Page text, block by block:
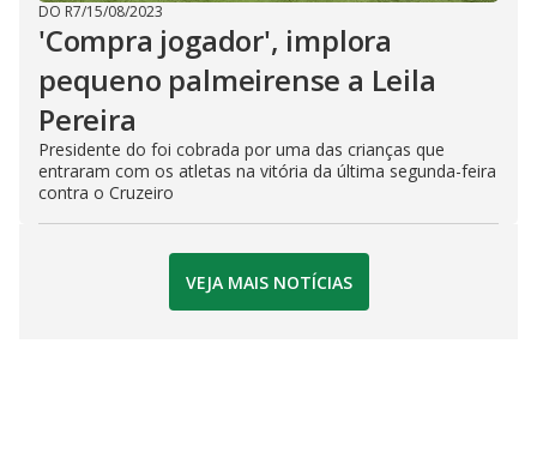
DO R7/15/08/2023
'Compra jogador', implora
pequeno palmeirense a Leila
Pereira
Presidente do foi cobrada por uma das crianças que
entraram com os atletas na vitória da última segunda-feira
contra o Cruzeiro
VEJA MAIS NOTÍCIAS